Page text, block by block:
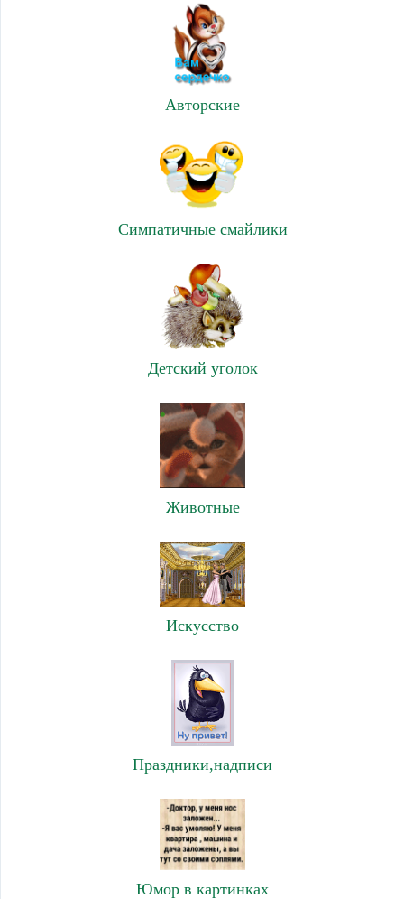
Авторские
Симпатичные смайлики
Детский уголок
Животные
Искусство
Праздники,надписи
Юмор в картинках